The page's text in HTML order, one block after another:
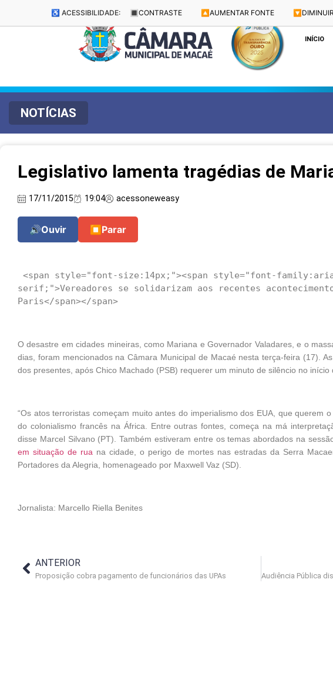
♿ ACESSIBILIDADE: 🔳 CONTRASTE 🔼 AUMENTAR FONTE 🔽
Dias
INÍCIO
NOTÍCIAS
Legislativo lamenta tragédias de
17/11/2015 19:04 acessoneweasy
🔊Ouvir ⏹ Parar
serif;">Vereadores se solidarizam aos recentes
O desastre em cidades mineiras, como Mariana e Governador Valadares, e o
dias, foram mencionados na Câmara Municipal de Macaé nesta terça-feira (17).
dos presentes, após Chico Machado (PSB) requerer um minuto de silêncio no início
“Os atos terroristas começam muito antes do imperialismo dos EUA, que querem
do colonialismo francês na África. Entre outras fontes, começa na má
disse Marcel Silvano (PT). Também estiveram entre os temas abordados na
em situação de rua na cidade, o perigo de mortes nas estradas da Serra
Portadores da Alegria, homenageado por Maxwell Vaz (SD).
Jornalista: Marcello Riella Benites
ANTERIOR
Proposição cobra pagamento de funcionários das UPAs